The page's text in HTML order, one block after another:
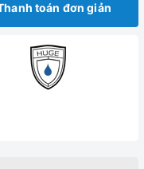
toán đơn giản